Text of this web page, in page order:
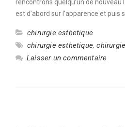
rencontrons quelqu’un de
est d’abord sur l’apparence et puis
chirurgie esthetique
chirurgie esthetique,
Laisser un commentaire